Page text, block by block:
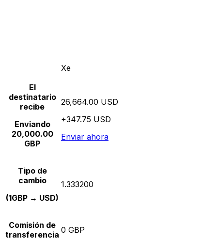
Xe
El
destinatario
recibe
Enviando
20,000.00
GBP
26,664.00 USD
+347.75 USD
Enviar ahora
Tipo de
cambio
(1GBP → USD)
1.333200
Comisión de
transferencia 0 GBP